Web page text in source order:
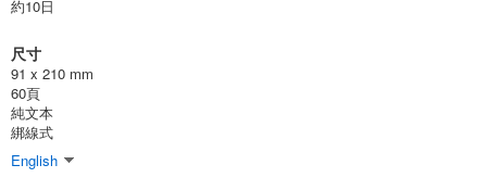
約10日
尺寸
91 x 210 mm
60頁
純文本
綁線式
English